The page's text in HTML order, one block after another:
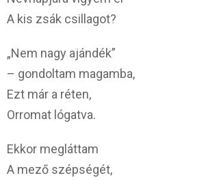
A kis zsák csillagot?
„Nem nagy ajándék”
– gondoltam magamba,
Ezt már a réten,
Orromat lógatva.
Ekkor megláttam
A mező szépségét,